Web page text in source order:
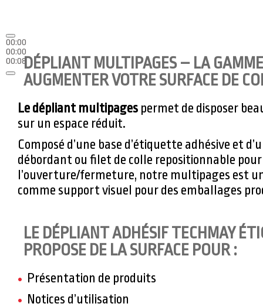
00:00
00:00
00:08DÉPLIANT MULTIPAGES – LA
AUGMENTER VOTRE SURFACE DE
Le dépliant multipages permet de disposer
sur un espace réduit.
Composé d’une base d’étiquette adhésive et
débordant ou filet de colle repositionnable
l’ouverture/fermeture, notre multipages est
comme support visuel pour des emballages
LE DÉPLIANT ADHÉSIF TECHMAY
PROPOSE DE LA SURFACE POUR :
Présentation de produits
Notices d’utilisation